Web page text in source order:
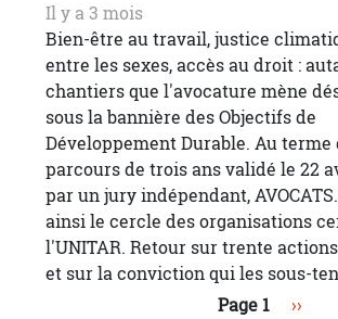
Il y a 3 mois
Bien-être au travail, justice
entre les sexes, accès au droit :
chantiers que l'avocature mène
sous la bannière des Objectifs de
Développement Durable. Au terme
parcours de trois ans validé le 22
par un jury indépendant,
ainsi le cercle des organisations
l'UNITAR. Retour sur trente
et sur la conviction qui les sous-
Page 1 Page
››